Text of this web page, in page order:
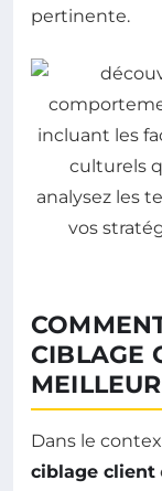
pertinente.
CIBLAGE
Dans le
ciblage client